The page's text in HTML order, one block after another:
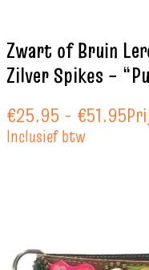
Zwart of Bruin
Zilver Spikes –
€25.95 - €51.95
Inclusief btw